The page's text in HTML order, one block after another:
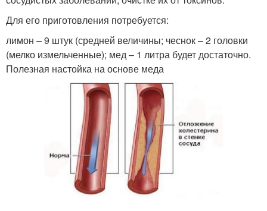
Для его приготовления потребуется:
лимон – 9 штук (средней величины; чеснок – 2 головки
(мелко измельченные); мед – 1 литра будет достаточно.
Полезная настойка на основе меда